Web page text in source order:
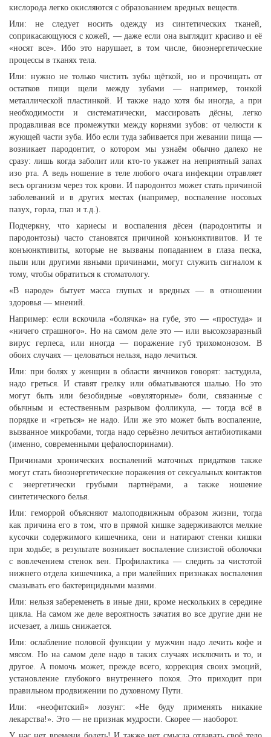
кислорода легко окисляются с образованием вредных веществ.
Или: не следует носить одежду из синтетических тканей,
соприкасающуюся с кожей, — даже если она выглядит красиво и её
«носят все». Ибо это нарушает, в том числе, биоэнергетические
процессы в тканях тела.
Или: нужно не только чистить зубы щёткой, но и прочищать от
остатков пищи щели между зубами — например, тонкой
металлической пластинкой. И также надо хотя бы иногда, а при
необходимости и систематически, массировать дёсны, легко
продавливая все промежутки между корнями зубов: от челюсти к
жующей части зуба. Ибо если туда забивается при жевании пища —
возникает пародонтит, о котором мы узнаём обычно далеко не
сразу: лишь когда заболит или кто-то укажет на неприятный запах
изо рта. А ведь ношение в теле любого очага инфекции отравляет
весь организм через ток крови. И пародонтоз может стать причиной
заболеваний и в других местах (например, воспаление носовых
пазух, горла, глаз и т.д.).
Подчеркну, что кариесы и воспаления дёсен (пародонтиты и
пародонтозы) часто становятся причиной конъюнктивитов. И те
конъюнктивиты, которые не вызваны попаданием в глаза песка,
пыли или другими явными причинами, могут служить сигналом к
тому, чтобы обратиться к стоматологу.
«В народе» бытует масса глупых и вредных — в отношении
здоровья — мнений.
Например: если вскочила «болячка» на губе, это — «простуда» и
«ничего страшного». Но на самом деле это — или высокозаразный
вирус герпеса, или иногда — поражение губ трихомонозом. В
обоих случаях — целоваться нельзя, надо лечиться.
Или: при болях у женщин в области яичников говорят: застудила,
надо греться. И ставят грелку или обматываются шалью. Но это
могут быть или безобидные «овуляторные» боли, связанные с
обычным и естественным разрывом фолликула, — тогда всё в
порядке и «греться» не надо. Или же это может быть воспаление,
вызванное микробами, тогда надо серьёзно лечиться антибиотиками
(именно, современными цефалоспоринами).
Причинами хронических воспалений маточных придатков также
могут стать биоэнергетические поражения от сексуальных контактов
с энергетически грубыми партнёрами, а также ношение
синтетического белья.
Или: геморрой объясняют малоподвижным образом жизни, тогда
как причина его в том, что в прямой кишке задерживаются мелкие
кусочки содержимого кишечника, они и натирают стенки кишки
при ходьбе; в результате возникает воспаление слизистой оболочки
с вовлечением стенок вен. Профилактика — следить за чистотой
нижнего отдела кишечника, а при малейших признаках воспаления
смазывать его бактерицидными мазями.
Или: нельзя забеременеть в иные дни, кроме нескольких в середине
цикла. На самом же деле вероятность зачатия во все другие дни не
исчезает, а лишь снижается.
Или: ослабление половой функции у мужчин надо лечить кофе и
мясом. Но на самом деле надо в таких случаях исключить и то, и
другое. А помочь может, прежде всего, коррекция своих эмоций,
установление глубокого внутреннего покоя. Это приходит при
правильном продвижении по духовному Пути.
Или: «неофитский» лозунг: «Не буду применять никакие
лекарства!». Это — не признак мудрости. Скорее — наоборот.